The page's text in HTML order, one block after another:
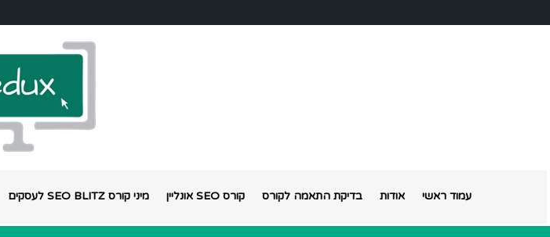
עמוד ראשי אודות בדיקת התאמה לקורס קורס SEO אונליין מיני קורס SEO BLITZ לעסקים